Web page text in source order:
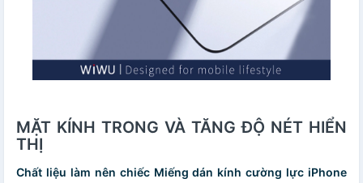
MẶT KÍNH TRONG VÀ TĂNG ĐỘ NÉT HIỂN
THỊ
Chất liệu làm nên chiếc Miếng dán kính cường lực iPhone